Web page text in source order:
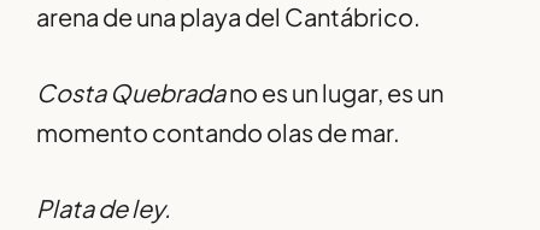
arena de una playa del Cantábrico.
Costa Quebradano es un lugar, es un
momento contando olas de mar.
Plata de ley.